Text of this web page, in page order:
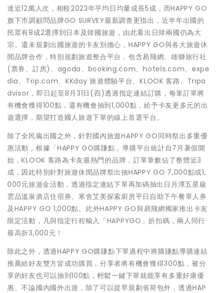
達近12萬人次，相較2023年平均日均量成長5成，而HAPPY GO
旗下市調顧問品牌GO SURVEY最新調查更指出，近半年出國的
民眾有8成2選擇到日本及韓國旅遊，由此看出日韓兩國仍為大
宗。還未規劃出國旅遊的卡友別擔心，HAPPY GO與各大旅遊休
閒品牌合作，特別規劃旅遊整合平台，包含易飛網、雄獅旅行社
(票券、訂房)、agoda、booking.com、hotels.com、expe
dia、Trip.com、KKday 旅遊體驗平台、KLOOK 客路、Tripa
dvisor，即日起至8月31日(四)透過指定連結訂購，每筆訂單將
有機會獲得100點，還有機會抽到1,000點，給予卡友更多元的出
遊選擇，期望打造國人旅遊下單的線上首選平台。
除了全民瘋出國之外，針對國內旅遊HAPPY GO同時祭出多重優
惠活動，根據「HAPPY GO購賺點」導購平台統計自7月暑假開
始，KLOOK 客路為卡友最熱門的品牌，訂單筆數佔了整體近3
成，因此特別針對旅遊休閒品牌祭出抽HAPPY GO 7,000點或1,
000元旅遊金活動，透過指定連結下單再加碼抽出日月潭五星級
雲品溫泉酒店住宿券、寒舍艾美探索廚房平日自助下午餐單人券
及HAPPY GO 1,000點。此外HAPPY GO與易飛網獨家推出卡友
限定活動，凡與指定行程輸入「HAPPYGO」折扣碼，兩人同行
最高折3,000元！
除此之外，透過HAPPY GO購賺點下單過程中將購賺點導購連結
推薦給好友雙方皆成功購買，分享者將有機會獲得300點，被分
享的好友也可以抽到100點，輕鬆一鍵下單就能享有多重好康優
惠。不論國內國外出遊，除了可以提早規劃省荷包外，透過HAP